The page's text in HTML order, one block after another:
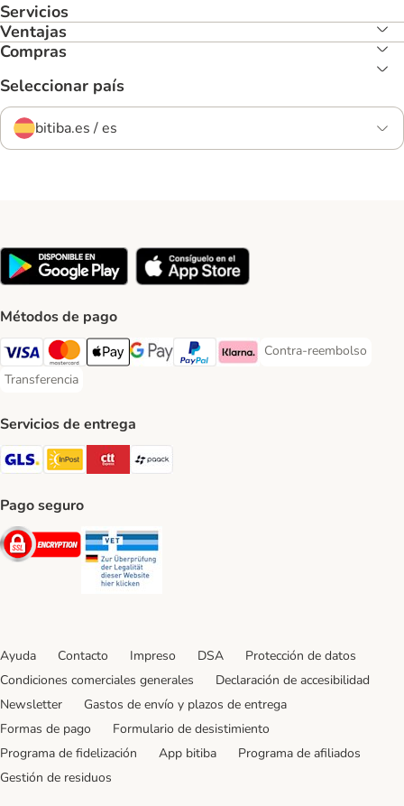
Servicios
Ventajas
Compras
Seleccionar país
bitiba.es / es
Métodos de pago
Visa Payment Method
Mastercard Payment Method
Apple Pay Payment Method
Google Pay Payment Method
PayPal Payment Method
Klarna Payment Method
Contra-reembolso
Contra-reembolso
Transferencia
Transferencia Payment Method
Servicios de entrega
GLS Shipping Method
InPost Shipping Method
CTTExpress Shipping Method
paack Shipping Method
Pago seguro
Security
Ayuda Contacto Impreso DSA
Protección de datos
Condiciones comerciales generales
Declaración de accesibilidad
Newsletter
Gastos de envío y plazos de entrega
Formas de pago
Formulario de desistimiento
Programa de fidelización
App bitiba
Programa de afiliados
Gestión de residuos